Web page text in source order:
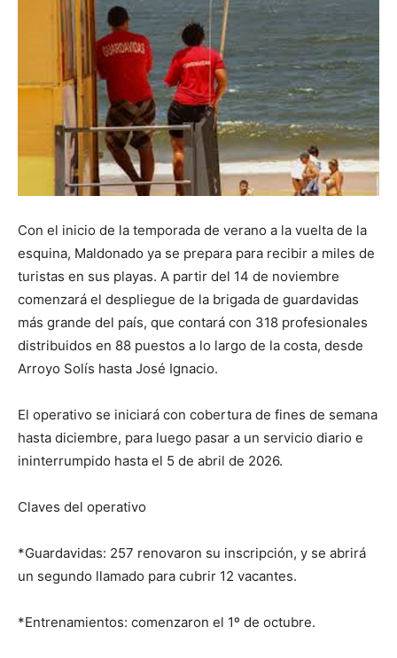
Con el inicio de la temporada de verano a la vuelta de la
esquina, Maldonado ya se prepara para recibir a miles de
turistas en sus playas. A partir del 14 de noviembre
comenzará el despliegue de la brigada de guardavidas
más grande del país, que contará con 318 profesionales
distribuidos en 88 puestos a lo largo de la costa, desde
Arroyo Solís hasta José Ignacio.
El operativo se iniciará con cobertura de fines de semana
hasta diciembre, para luego pasar a un servicio diario e
ininterrumpido hasta el 5 de abril de 2026.
Claves del operativo
*Guardavidas: 257 renovaron su inscripción, y se abrirá
un segundo llamado para cubrir 12 vacantes.
*Entrenamientos: comenzaron el 1º de octubre.